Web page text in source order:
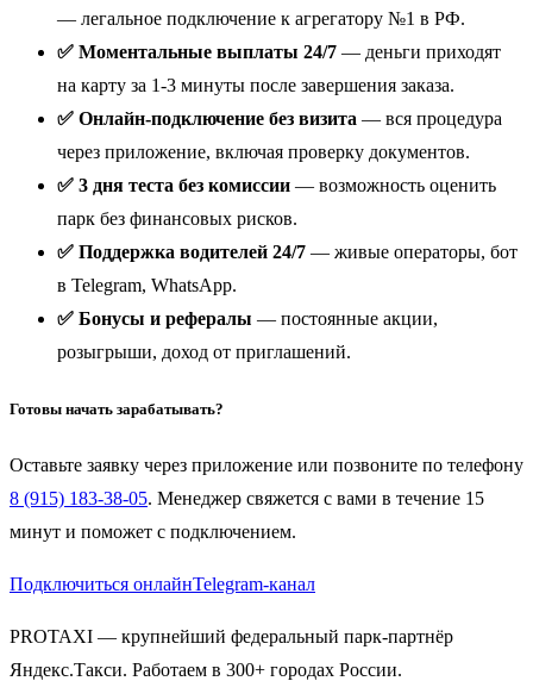
— легальное подключение к агрегатору №1 в РФ.
✅ Моментальные выплаты 24/7 — деньги приходят
на карту за 1-3 минуты после завершения заказа.
✅ Онлайн-подключение без визита — вся процедура
через приложение, включая проверку документов.
✅ 3 дня теста без комиссии — возможность оценить
парк без финансовых рисков.
✅ Поддержка водителей 24/7 — живые операторы, бот
в Telegram, WhatsApp.
✅ Бонусы и рефералы — постоянные акции,
розыгрыши, доход от приглашений.
Готовы начать зарабатывать?
Оставьте заявку через приложение или позвоните по телефону
8 (915) 183-38-05. Менеджер свяжется с вами в течение 15
минут и поможет с подключением.
Подключиться онлайнTelegram-канал
PROTAXI — крупнейший федеральный парк-партнёр
Яндекс.Такси. Работаем в 300+ городах России.